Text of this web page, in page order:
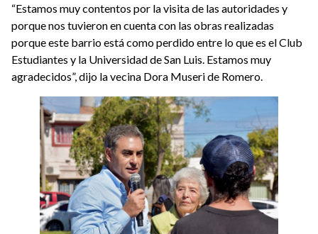
“Estamos muy contentos por la visita de las autoridades y
porque nos tuvieron en cuenta con las obras realizadas
porque este barrio está como perdido entre lo que es el Club
Estudiantes y la Universidad de San Luis. Estamos muy
agradecidos”, dijo la vecina Dora Museri de Romero.